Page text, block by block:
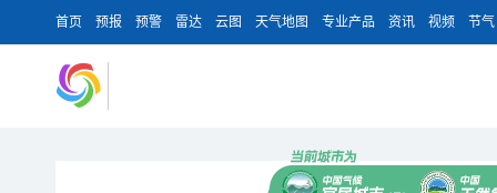
首页 预报 预警 雷达 云图 天气地图 专业产品 资讯 视频 节气